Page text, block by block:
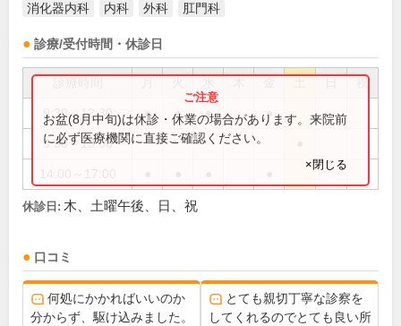
消化器内科 内科 外科 肛門科
診療/受付時間・休診日
祝
9:30～12:30 ● ● ● ●
9:30～13:00
お盆(8月中旬)は休診・休業の場合があります。来院前
に必ず医療機関に直接ご確認ください。
×閉じる
休診日: 木、土曜午後、日、祝
口コミ
何処にかかればいいのか
分からず、駆け込みました。
とても親切丁寧な診察を
してくれるのでとても良い所